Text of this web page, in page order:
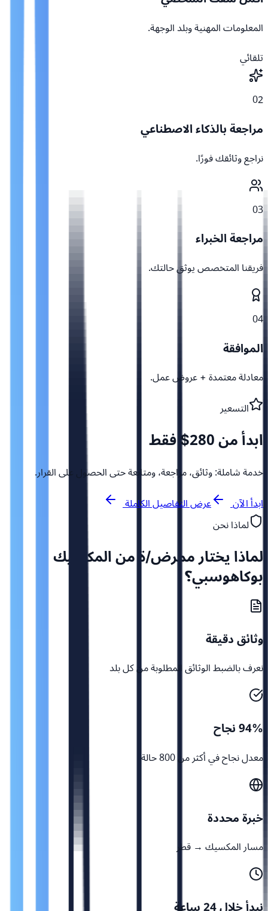
المعلومات المهنية وبلد الوجهة.
تلقائي
02
مراجعة بالذكاء الاصطناعي
نراجع وثائقك فورًا.
03
مراجعة الخبراء
فريقنا المتخصص يوثق حالتك.
04
الموافقة
معادلة معتمدة + عروض عمل.
التسعير
ابدأ من 280$ فقط
خدمة شاملة: وثائق، مراجعة، ومتابعة حتى الحصول على القرار.
ابدأ الآن
عرض التفاصيل الكاملة
لماذا نحن
لماذا يختار ممرض/ة من المكسيك
بوكاهوسبي؟
وثائق دقيقة
نعرف بالضبط الوثائق المطلوبة من كل بلد
94% نجاح
معدل نجاح في أكثر من 800 حالة
خبرة محددة
مسار المكسيك → قطر